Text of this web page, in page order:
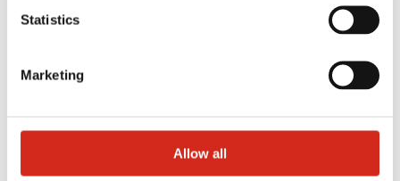
Statistics
Marketing
Allow all